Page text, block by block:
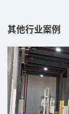
其他行业案例